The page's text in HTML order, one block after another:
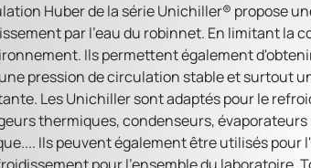
Huber de la série Unichiller® propose
par l'eau du robinnet. En limitant la
Ils permettent également
pression de circulation stable et surtout
Les Unichiller sont adaptés pour le
thermiques, condenseurs,
Ils peuvent également être utilisés pour